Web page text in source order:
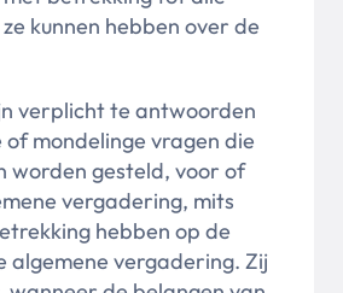
kunnen hebben over de
verplicht te antwoorden
mondelinge vragen die
worden gesteld, voor of
vergadering, mits
hebben op de
algemene vergadering. Zij